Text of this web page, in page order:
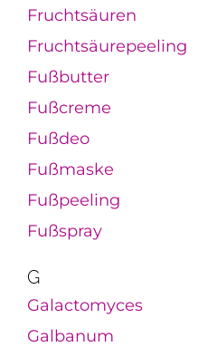
Fruchtsäuren
Fruchtsäurepeeling
Fußbutter
Fußcreme
Fußdeo
Fußmaske
Fußpeeling
Fußspray
G
Galactomyces
Galbanum